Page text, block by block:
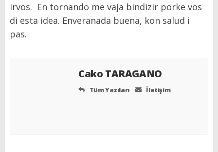
irvos. En tornando me vaja bindizir porke vos
di esta idea. Enveranada buena, kon salud i
pas.
Cako TARAGANO
Tüm Yazıları İletişim